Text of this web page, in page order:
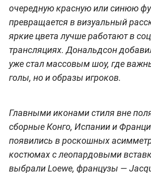
очередную красную или синюю
превращается в визуальный
яркие цвета лучше работают в
трансляциях. Дональдсон
уже стал массовым шоу, где
голы, но и образы игроков.
Главными иконами стиля вне
сборные Конго, Испании и
появились в роскошных
костюмах с леопардовыми
выбрали Loewe, французы —